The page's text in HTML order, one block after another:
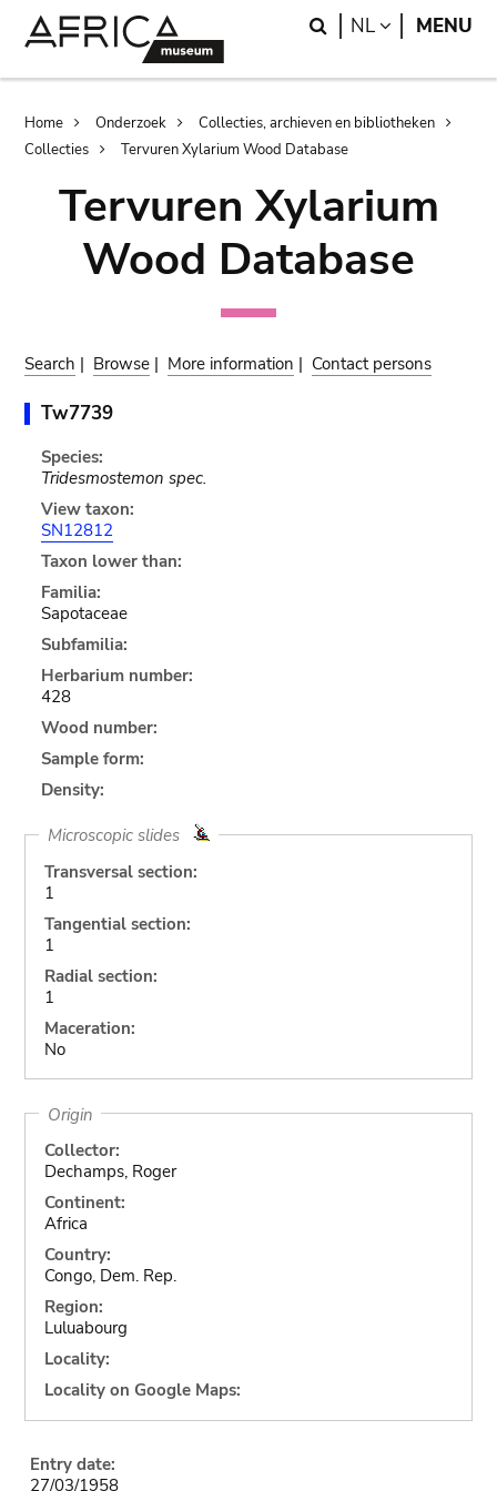
Search
NL LANGUAGE
MENU
Breadcrumb
Home Onderzoek
Collecties, archieven en bibliotheken
Collecties
Tervuren Xylarium Wood Database
Tervuren Xylarium
Wood Database
Search | Browse | More information | Contact persons
Tw7739
Species:
Tridesmostemon spec.
View taxon:
SN12812
Taxon lower than:
Familia:
Sapotaceae
Subfamilia:
Herbarium number:
428
Wood number:
Sample form:
Density:
Microscopic slides
Transversal section:
1
Tangential section:
1
Radial section:
1
Maceration:
No
Origin
Collector:
Dechamps, Roger
Continent:
Africa
Country:
Congo, Dem. Rep.
Region:
Luluabourg
Locality:
Locality on Google Maps:
Entry date:
27/03/1958